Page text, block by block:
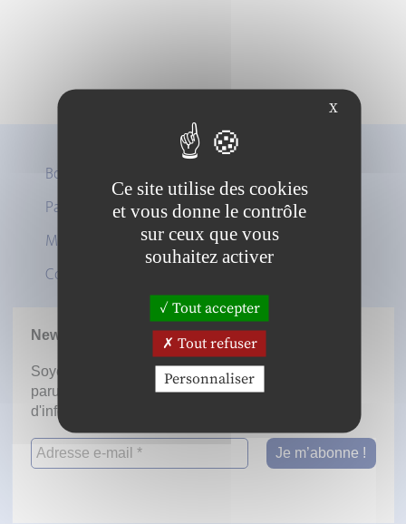
Boutique
Panier
Mon compte
Contact
Twitter
LinkedIn
Newsletter
Soyez informé dès la mise en ligne des prochaines
parutions en vous inscrivant à notre lettre
d'information.
X
Ce site utilise des cookies
et vous donne le contrôle
sur ceux que vous
souhaitez activer
Tout accepter
Tout refuser
Personnaliser